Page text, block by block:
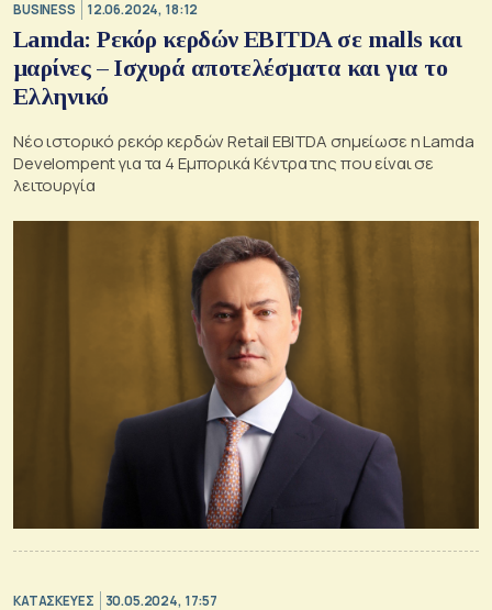
BUSINESS 12.06.2024, 18:12
Lamda: Ρεκόρ κερδών EBITDA σε malls και
μαρίνες – Ισχυρά αποτελέσματα και για το
Ελληνικό
Nέο ιστορικό ρεκόρ κερδών Retail EBITDA σημείωσε η Lamda
Develompent για τα 4 Εμπορικά Κέντρα της που είναι σε
λειτουργία
ΚΑΤΑΣΚΕΥΕΣ 30.05.2024, 17:57